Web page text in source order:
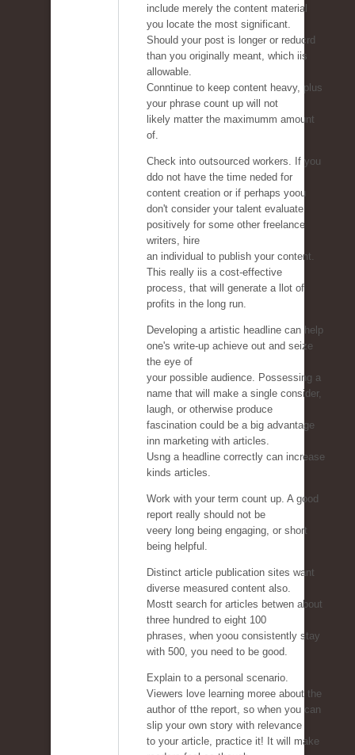
include merely the content material
you locate the most significant.
Should your post is longer or reducrd
than you originally meant, which iis
allowable.
Conntinue to keep content heavy, plus
your phrase count up will not
likely matter the maximumm amount
of.
Check into outsourced workers. If you
ddo not have the time neded for
content creation or if perhaps yoou
don't consider your talent evaluate
positively for some other freelance
writers, hire
an individual to publish your content.
This really iis a cost-effective
process, that will generate a llot of
profits in the long run.
Developing a artistic headline can help
one's write-up achieve out and seize
the eye of
your possible audience. Possessing a
name that will make a single consider,
laugh, or otherwise produce
fascination could be a big advantage
inn marketing with articles.
Usng a headline correctly can increase
kinds articles.
Work with your term count up. A good
report really should not be
veery long being engaging, or short
being helpful.
Distinct article publication sites want
diverse measured content also.
Mostt search for articles betwen about
three hundred to eight 100
phrases, when yoou consistently stay
with 500, you need to be good.
Explain to a personal scenario.
Viewers love learning moree about the
author of tthe report, so when you can
slip your own story with relevance
to your article, practice it! It will make